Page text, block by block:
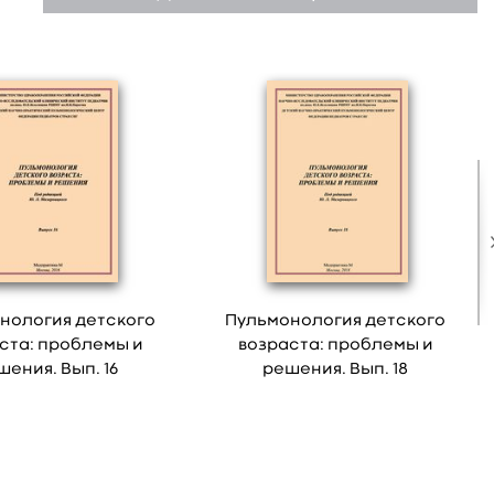
детского
проблемы и
Вып. 16
Пульмонология детского
возраста: проблемы и
решения. Вып. 18